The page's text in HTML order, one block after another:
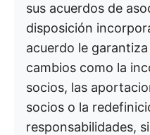
sus acuerdos de
disposición
acuerdo le
cambios como la
socios, las
socios o la
responsabilidades,